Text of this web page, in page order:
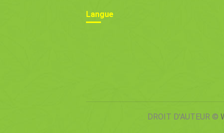
Langue
DROIT D'AUTEUR ©